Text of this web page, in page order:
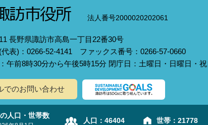
法人番号2000020202061
長野県諏訪市高島一丁目22番30号
代表)：0266-52-4141 ファックス番号：0266-57-0660
午前8時30分から午後5時15分 閉庁日：土曜日・日曜日・
でのお問い合わせ
人口・世帯数
人口： 46404 世帯： 21778